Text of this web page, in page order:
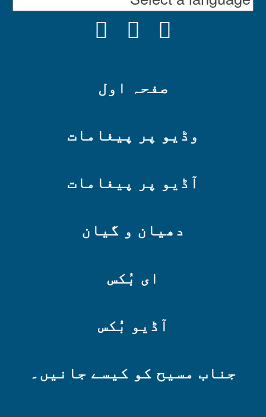
FACEBOOK
YOUTUBE
صفحہ اول
وڈیو پر پیغامات
آڈیو پر پیغامات
دھیان و گیان
ای بُکس
آڈیو بُکس
جناب مسیح کو کیسے جانیں۔